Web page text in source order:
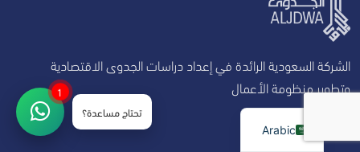
الشركة السعودية الرائدة في إعداد دراسات الجدوى الاقتصادية
وتطوير منظومة الأعمال
روابط تهمك
1
تحتاج مساعدة؟
Arabic